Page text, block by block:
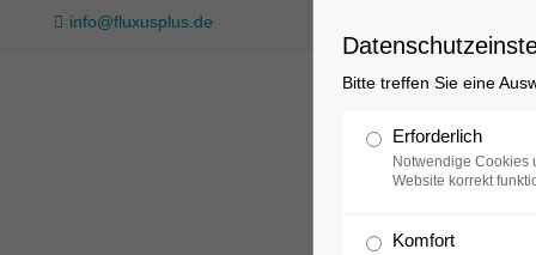
info@fluxusplus.de
Sammlung
Bitte treffen Sie eine
Erforderlich
Notwendige Cookies
Website korrekt
Komfort